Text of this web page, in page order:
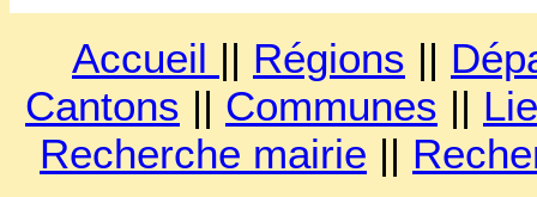
Accueil || Régions ||
Cantons || Communes ||
Recherche mairie ||